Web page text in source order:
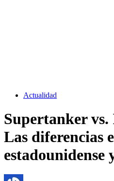
Actualidad
Supertanker
Las diferencias
estadounidense